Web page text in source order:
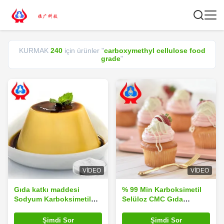
KURMAK 240için ürünler "carboxymethyl cellulose food
grade"
VIDEO
Gıda katkı maddesi
Sodyum Karboksimetil
Şimdi Sor
VIDEO
% 99 Min Karboksimetil
Selüloz CMC Gıda
MaddeleriŞimdi Sor